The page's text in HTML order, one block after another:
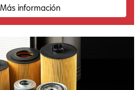
Más información